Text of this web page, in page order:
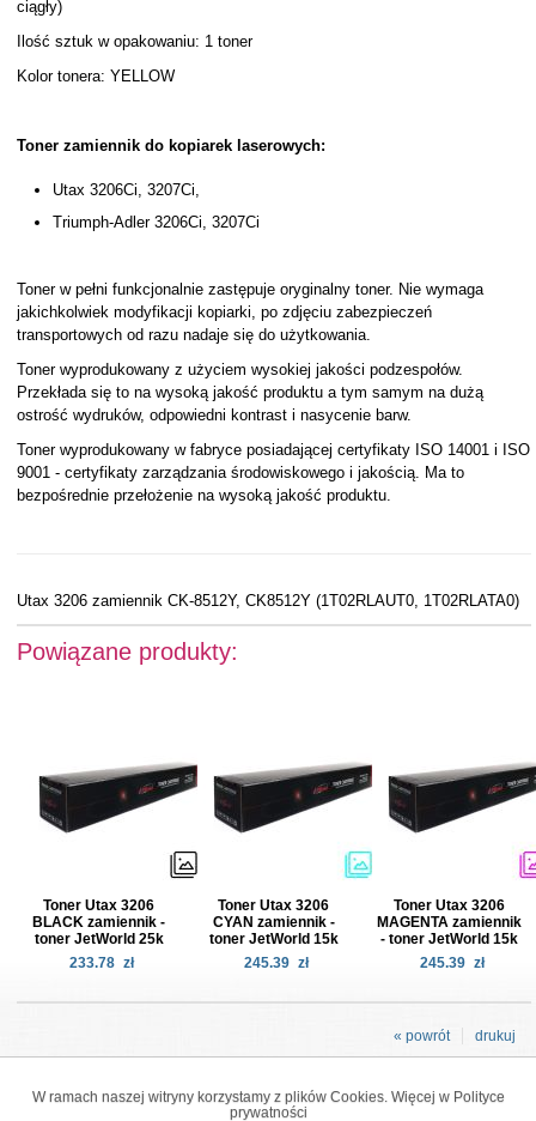
ciągły)
Ilość sztuk w opakowaniu: 1 toner
Kolor tonera: YELLOW
Toner zamiennik do kopiarek laserowych:
Utax 3206Ci, 3207Ci,
Triumph-Adler 3206Ci, 3207Ci
Toner w pełni funkcjonalnie zastępuje oryginalny toner. Nie wymaga
jakichkolwiek modyfikacji kopiarki, po zdjęciu zabezpieczeń
transportowych od razu nadaje się do użytkowania.
Toner wyprodukowany z użyciem wysokiej jakości podzespołów.
Przekłada się to na wysoką jakość produktu a tym samym na dużą
ostrość wydruków, odpowiedni kontrast i nasycenie barw.
Toner wyprodukowany w fabryce posiadającej certyfikaty ISO 14001 i ISO
9001 - certyfikaty zarządzania środowiskowego i jakością. Ma to
bezpośrednie przełożenie na wysoką jakość produktu.
Utax 3206 zamiennik CK-8512Y, CK8512Y (1T02RLAUT0, 1T02RLATA0)
Powiązane produkty:
Toner Utax 3206
BLACK zamiennik -
toner JetWorld 25k
233.78 zł
Toner Utax 3206
CYAN zamiennik -
toner JetWorld 15k
245.39 zł
Toner Utax 3206
MAGENTA zamiennik
- toner JetWorld 15k
245.39 zł
drukuj
« powrót
W ramach naszej witryny korzystamy z plików Cookies. Więcej w Polityce
prywatności